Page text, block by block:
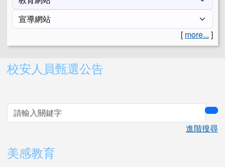
[ more... ]
右邊區域內容
校安人員甄選公告
進階搜尋
美感教育